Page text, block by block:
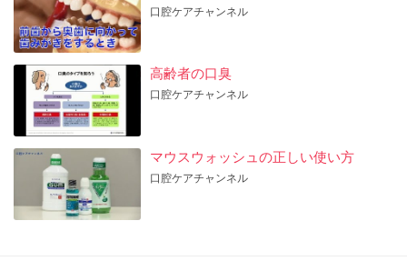
口腔ケアチャンネル
高齢者の口臭
口腔ケアチャンネル
マウスウォッシュの正しい使い方
口腔ケアチャンネル